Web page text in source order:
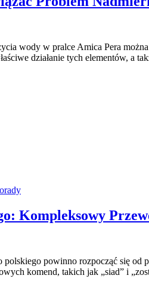
wody w pralce Amica Pera
działanie tych elementów, a
Kompleksowy
powinno rozpocząć się
komend, takich jak „siad” i